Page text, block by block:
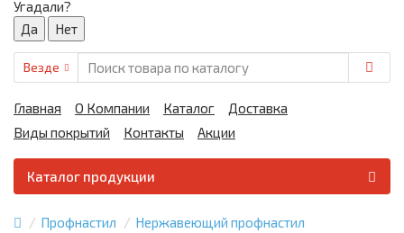
Угадали?
Везде
Главная О Компании Каталог
Доставка
Виды покрытий
Контакты Акции
Каталог продукции
Профнастил
Нержавеющий профнастил